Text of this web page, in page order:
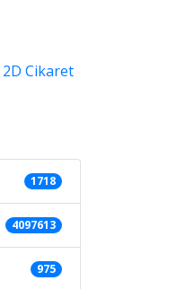
1718
4097613
975